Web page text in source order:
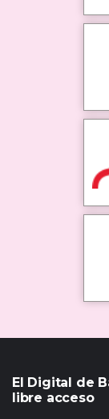
El Digital de
libre acceso